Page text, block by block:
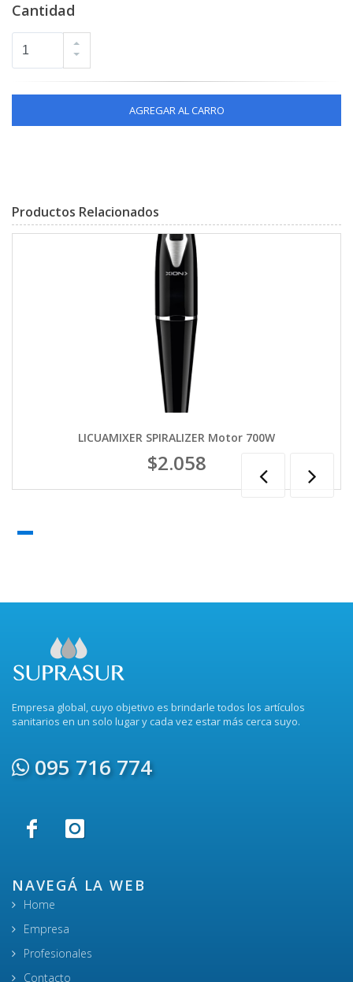
Cantidad
AGREGAR AL CARRO
Productos Relacionados
LICUAMIXER SPIRALIZER Motor 700W
$2.058
Empresa global, cuyo objetivo es brindarle todos los artículos
sanitarios en un solo lugar y cada vez estar más cerca suyo.
095 716 774
NAVEGÁ LA WEB
Home
Empresa
Profesionales
Contacto